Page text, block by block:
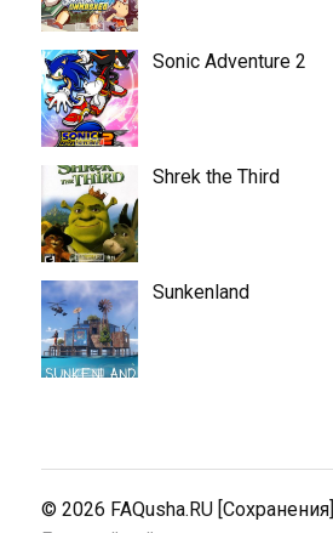
Sonic Adventure 2
Shrek the Third
Sunkenland
© 2026 FAQusha.RU [Сохранения]